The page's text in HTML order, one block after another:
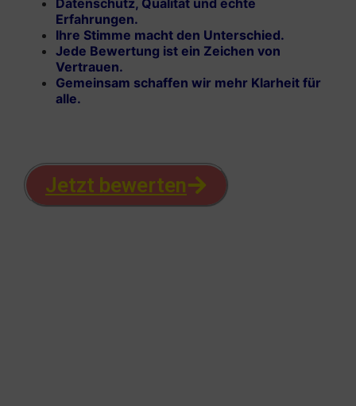
Datenschutz, Qualität und echte
Erfahrungen.
Ihre Stimme macht den Unterschied.
Jede Bewertung ist ein Zeichen von
Vertrauen.
Gemeinsam schaffen wir mehr Klarheit für
alle.
Jetzt bewerten